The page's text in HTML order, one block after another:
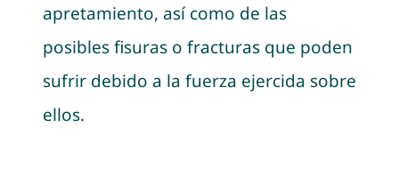
apretamiento, así como de las
posibles fisuras o fracturas que poden
sufrir debido a la fuerza ejercida sobre
ellos.